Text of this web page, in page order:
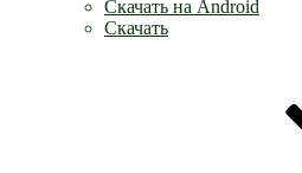
Скачать на Android
Скачать